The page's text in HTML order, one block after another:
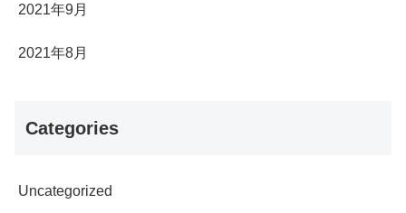
2021年9月
2021年8月
Categories
Uncategorized